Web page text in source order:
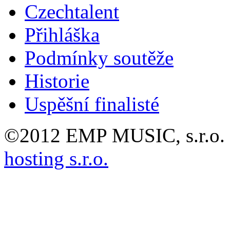
Czechtalent
Přihláška
Podmínky soutěže
Historie
Uspěšní finalisté
©2012 EMP MUSIC, s.r.o.
hosting s.r.o.